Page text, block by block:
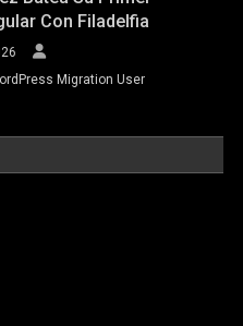
Con Filadelfia
Migration User